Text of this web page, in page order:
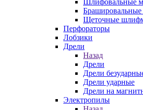
Шлифовальные
Щеточные
Перфораторы
Лобзики
Дрели
Назад
Дрели
Дрели
Дрели ударные
Дрели на
Электропилы